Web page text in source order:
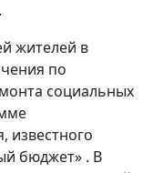
жителей в
по
социальных
известного
бюджет» . В